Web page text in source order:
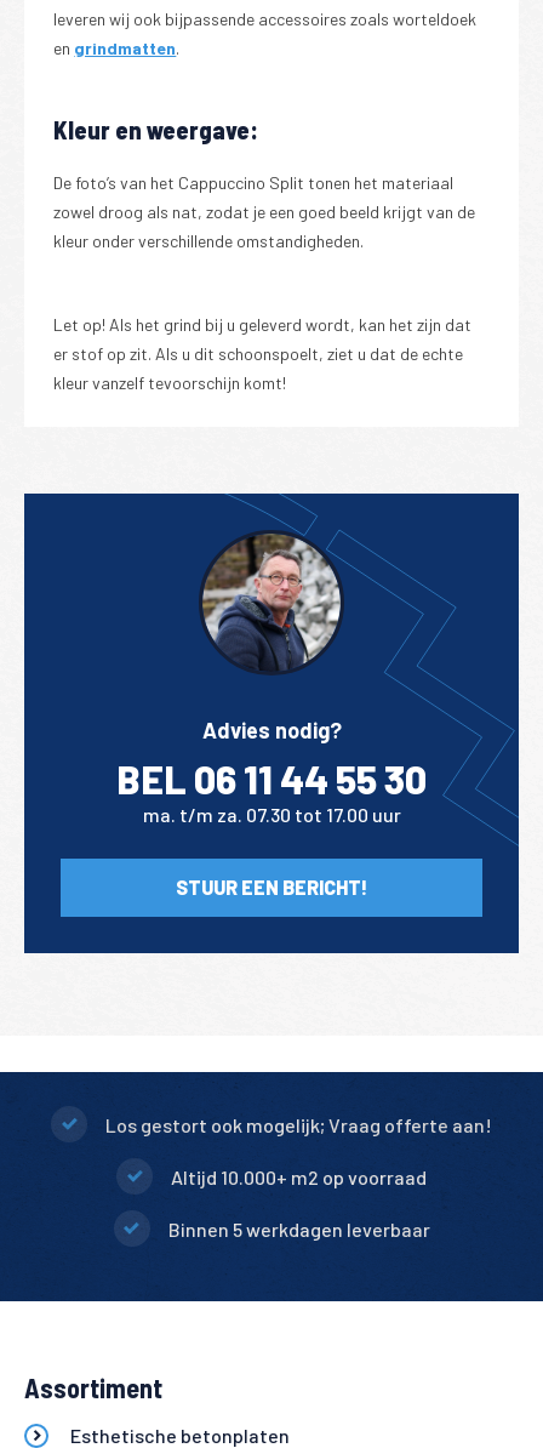
leveren wij ook bijpassende accessoires zoals worteldoek
en grindmatten.
Kleur en weergave:
De foto’s van het Cappuccino Split tonen het materiaal
zowel droog als nat, zodat je een goed beeld krijgt van de
kleur onder verschillende omstandigheden.
Let op! Als het grind bij u geleverd wordt, kan het zijn dat
er stof op zit. Als u dit schoonspoelt, ziet u dat de echte
kleur vanzelf tevoorschijn komt!
Advies nodig?
BEL 06 11 44 55 30
ma. t/m za. 07.30 tot 17.00 uur
STUUR EEN BERICHT!
Los gestort ook mogelijk; Vraag offerte aan!
Altijd 10.000+ m2 op voorraad
Binnen 5 werkdagen leverbaar
Assortiment
Esthetische betonplaten